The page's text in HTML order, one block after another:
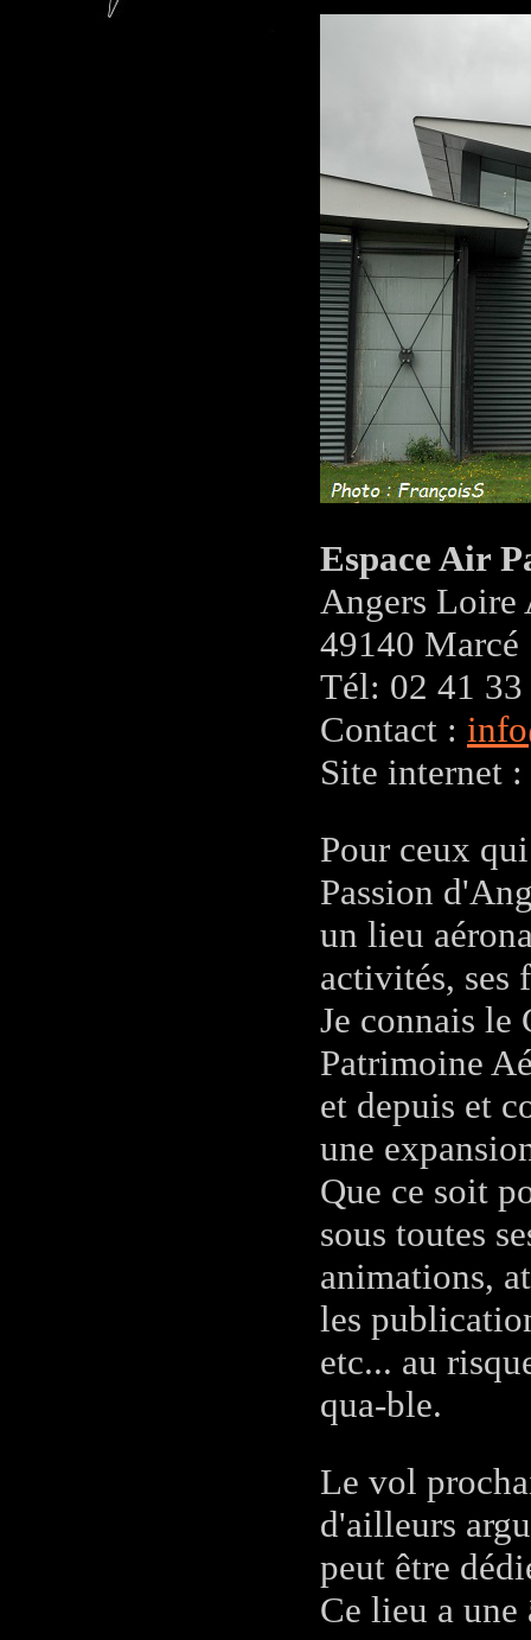
Espace Air
Angers Loire
49140 Marcé
Tél: 02 41
Contact :
Site internet :
Pour ceux
Passion
un lieu
activités, ses
Je connais le
Patrimoine
et depuis et
une
Que ce soit
sous toutes
animations,
les
etc... au
qua-ble.
Le vol
d'ailleurs
peut être
Ce lieu a